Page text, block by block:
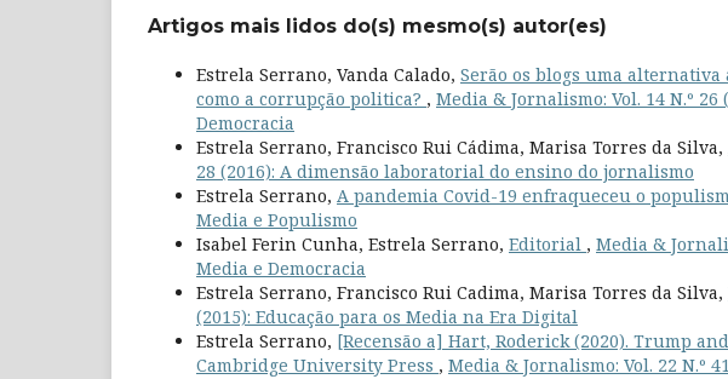
Artigos mais lidos do(s) mesmo(s) autor(es)
Estrela Serrano, Vanda Calado, Serão os blogs uma
como a corrupção politica? , Media & Jornalismo: Vol. 14 N.º
Democracia
Estrela Serrano, Francisco Rui Cádima, Marisa Torres da Silva,
28 (2016): A dimensão laboratorial do ensino do jornalismo
Estrela Serrano, A pandemia Covid-19 enfraqueceu o
Media e Populismo
Isabel Ferin Cunha, Estrela Serrano, Editorial , Media &
Media e Democracia
Estrela Serrano, Francisco Rui Cadima, Marisa Torres da Silva,
(2015): Educação para os Media na Era Digital
Estrela Serrano, [Recensão a] Hart, Roderick (2020). Trump
Cambridge University Press , Media & Jornalismo: Vol. 22 N.º